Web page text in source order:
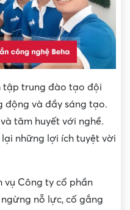
tập trung đào tạo đội
động và đầy sáng tạo.
tâm huyết với nghề.
những lợi ích tuyệt vời
Công ty cổ phần
nỗ lực, cố gắng